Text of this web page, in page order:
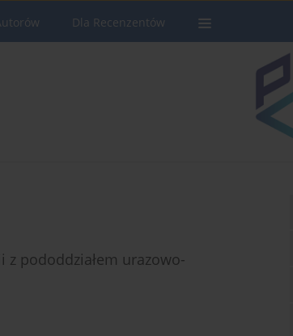
Dla Recenzentów
pododdziałem urazowo-